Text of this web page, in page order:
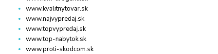
www.kvalitnytovar.sk
www.najvypredaj.sk
www.topvypredaj.sk
www.top-nabytok.sk
www.proti-skodcom.sk